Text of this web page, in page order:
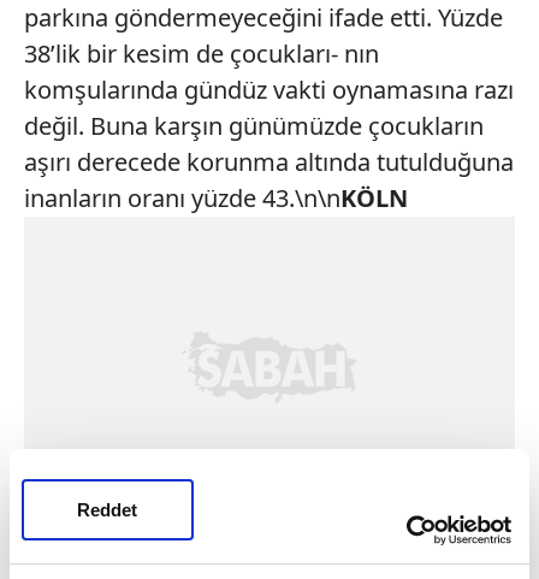
Reddet
parkına göndermeyeceğini ifade etti. Yüzde
38’lik bir kesim de çocukları- nın
komşularında gündüz vakti oynamasına razı
değil. Buna karşın günümüzde çocukların
aşırı derecede korunma altında tutulduğuna
inanların oranı yüzde 43.\n\nKÖLN